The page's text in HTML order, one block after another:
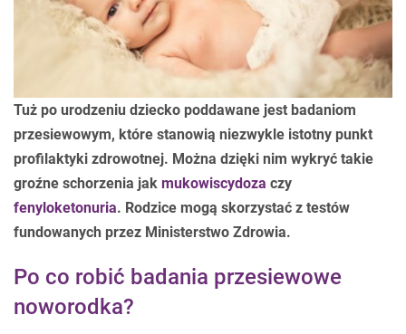
Tuż po urodzeniu dziecko poddawane jest badaniom
przesiewowym, które stanowią niezwykle istotny punkt
profilaktyki zdrowotnej. Można dzięki nim wykryć takie
groźne schorzenia jak mukowiscydoza czy
fenyloketonuria. Rodzice mogą skorzystać z testów
fundowanych przez Ministerstwo Zdrowia.
Po co robić badania przesiewowe
noworodka?